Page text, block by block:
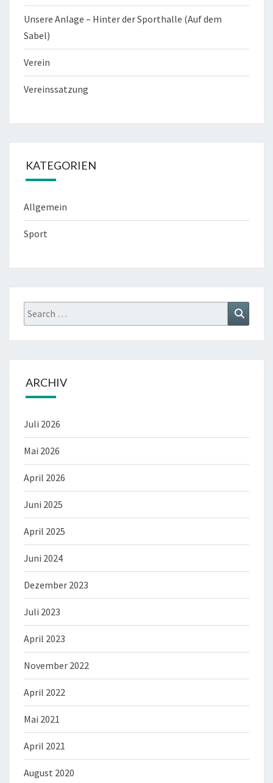
Unsere Anlage – Hinter der Sporthalle (Auf dem
Sabel)
Verein
Vereinssatzung
KATEGORIEN
Allgemein
Sport
Search
for:
ARCHIV
Juli 2026
Mai 2026
April 2026
Juni 2025
April 2025
Juni 2024
Dezember 2023
Juli 2023
April 2023
November 2022
April 2022
Mai 2021
April 2021
August 2020